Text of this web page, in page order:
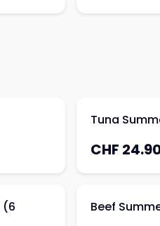
Tuna
CHF
(6
Beef